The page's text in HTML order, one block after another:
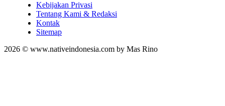
Kebijakan Privasi
Tentang Kami & Redaksi
Kontak
Sitemap
2026 © www.nativeindonesia.com by Mas Rino